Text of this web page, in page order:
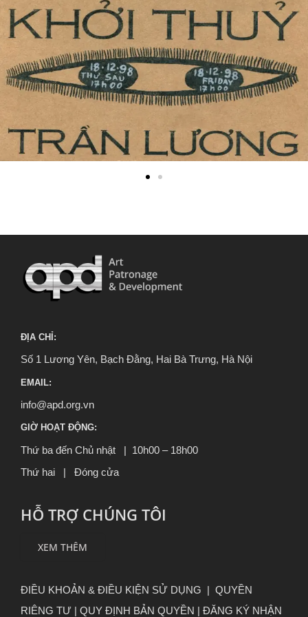
ĐỊA CHỈ:
Số 1 Lương Yên, Bạch Đằng, Hai Bà Trưng, Hà Nội
EMAIL:
info@apd.org.vn
GIỜ HOẠT ĐỘNG:
Thứ ba đến Chủ nhật | 10h00 – 18h00
Thứ hai | Đóng cửa
HỖ TRỢ CHÚNG TÔI
XEM THÊM
ĐIỀU KHOẢN & ĐIỀU KIỆN SỬ DỤNG
QUYỀN
RIÊNG TƯ
QUY ĐỊNH BẢN QUYỀN | ĐĂNG KÝ NHẬN